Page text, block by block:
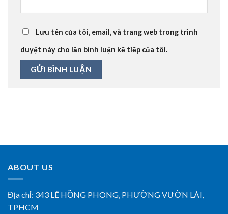
Lưu tên của tôi, email, và trang web trong trình
duyệt này cho lần bình luận kế tiếp của tôi.
ABOUT US
Địa chỉ: 343 LÊ HỒNG PHONG, PHƯỜNG VƯỜN LÀI,
TPHCM